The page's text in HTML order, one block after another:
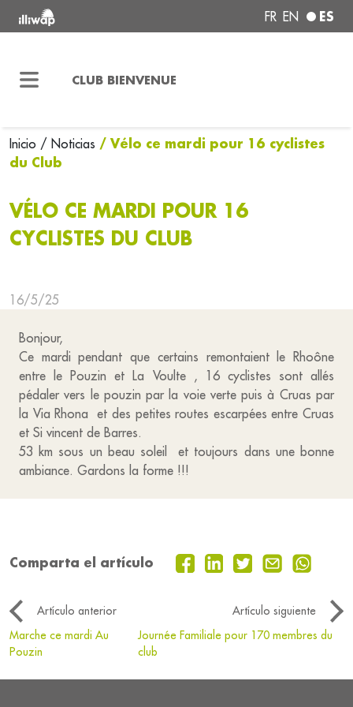
FR EN ES
CLUB BIENVENUE
Inicio / Noticias / Vélo ce mardi pour 16 cyclistes
du Club
VÉLO CE MARDI POUR 16
CYCLISTES DU CLUB
16/5/25
Bonjour,
Ce mardi pendant que certains remontaient le Rhoône
entre le Pouzin et La Voulte , 16 cyclistes sont allés
pédaler vers le pouzin par la voie verte puis à Cruas par
la Via Rhona et des petites routes escarpées entre Cruas
et Si vincent de Barres.
53 km sous un beau soleil et toujours dans une bonne
ambiance. Gardons la forme !!!
Comparta el artículo
Artículo anterior
Artículo siguiente
Marche ce mardi Au
Pouzin
Journée Familiale pour 170 membres du
club